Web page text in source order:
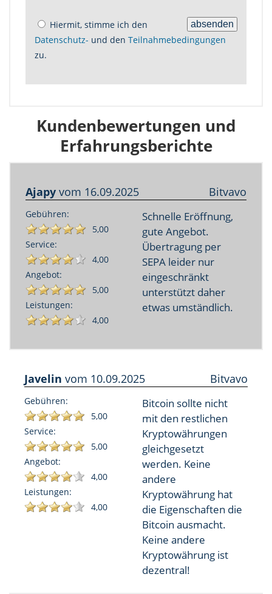
Hiermit, stimme ich den
Datenschutz- und den Teilnahmebedingungen
zu.
Kundenbewertungen und
Erfahrungsberichte
Ajapy vom 16.09.2025 Bitvavo
Gebühren:
5,00
Service:
4,00
Angebot:
5,00
Leistungen:
4,00
Schnelle Eröffnung,
gute Angebot.
Übertragung per
SEPA leider nur
eingeschränkt
unterstützt daher
etwas umständlich.
Javelin vom 10.09.2025 Bitvavo
Gebühren:
5,00
Service:
5,00
Angebot:
4,00
Leistungen:
4,00
Bitcoin sollte nicht
mit den restlichen
Kryptowährungen
gleichgesetzt
werden. Keine
andere
Kryptowährung hat
die Eigenschaften die
Bitcoin ausmacht.
Keine andere
Kryptowährung ist
dezentral!